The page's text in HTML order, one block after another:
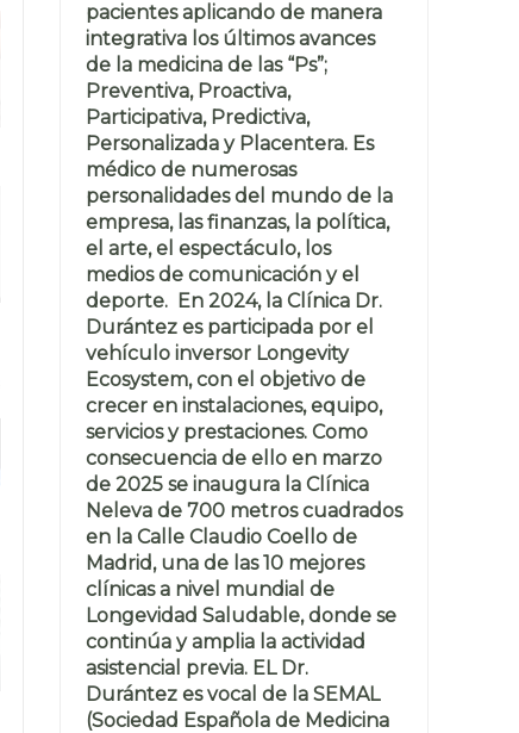
pacientes aplicando de manera
integrativa los últimos avances
de la medicina de las “Ps”;
Preventiva, Proactiva,
Participativa, Predictiva,
Personalizada y Placentera. Es
médico de numerosas
personalidades del mundo de la
empresa, las finanzas, la política,
el arte, el espectáculo, los
medios de comunicación y el
deporte. En 2024, la Clínica Dr.
Durántez es participada por el
vehículo inversor Longevity
Ecosystem, con el objetivo de
crecer en instalaciones, equipo,
servicios y prestaciones. Como
consecuencia de ello en marzo
de 2025 se inaugura la Clínica
Neleva de 700 metros cuadrados
en la Calle Claudio Coello de
Madrid, una de las 10 mejores
clínicas a nivel mundial de
Longevidad Saludable, donde se
continúa y amplia la actividad
asistencial previa. EL Dr.
Durántez es vocal de la SEMAL
(Sociedad Española de Medicina